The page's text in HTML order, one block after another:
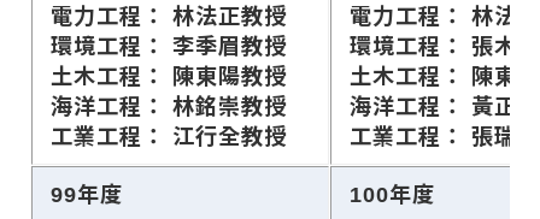
電力工程： 林法正教授
環境工程： 李季眉教授
土木工程： 陳東陽教授
海洋工程： 林銘崇教授
工業工程： 江行全教授
電力工程： 林法
環境工程： 張木
土木工程： 陳東
海洋工程： 黃正
工業工程： 張瑞
99年度 100年度